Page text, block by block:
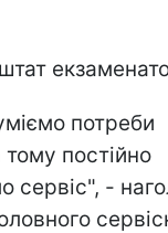
потреби
тому постійно
сервіс", -